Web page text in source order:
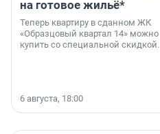
на готовое жильё*
Теперь квартиру в сданном ЖК
«Образцовый квартал 14» можно
купить со специальной скидкой.
6 августа, 18:00